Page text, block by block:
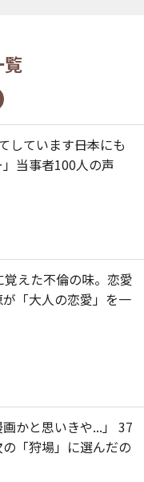
ています――日本にも
当事者100人の声
えた不倫の味。恋愛
「大人の恋愛」を一
画かと思いきや...」 37
「狩場」に選んだの